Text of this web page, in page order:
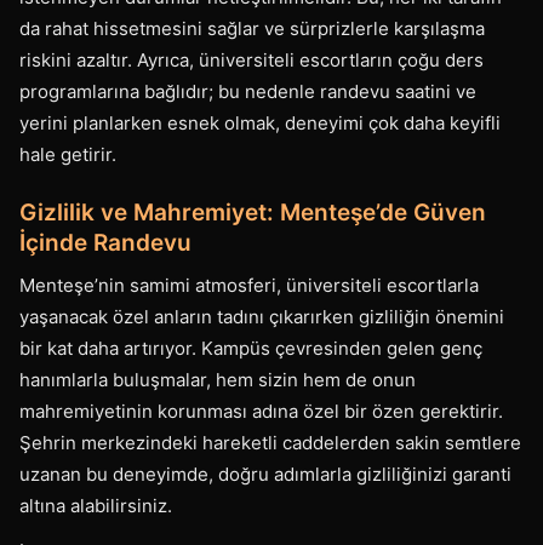
da rahat hissetmesini sağlar ve sürprizlerle karşılaşma
riskini azaltır. Ayrıca, üniversiteli escortların çoğu ders
programlarına bağlıdır; bu nedenle randevu saatini ve
yerini planlarken esnek olmak, deneyimi çok daha keyifli
hale getirir.
Gizlilik ve Mahremiyet: Menteşe’de Güven
İçinde Randevu
Menteşe’nin samimi atmosferi, üniversiteli escortlarla
yaşanacak özel anların tadını çıkarırken gizliliğin önemini
bir kat daha artırıyor. Kampüs çevresinden gelen genç
hanımlarla buluşmalar, hem sizin hem de onun
mahremiyetinin korunması adına özel bir özen gerektirir.
Şehrin merkezindeki hareketli caddelerden sakin semtlere
uzanan bu deneyimde, doğru adımlarla gizliliğinizi garanti
altına alabilirsiniz.